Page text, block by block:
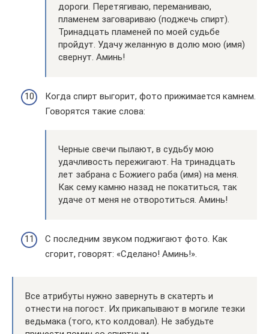
дороги. Перетягиваю, переманиваю,
пламенем заговариваю (поджечь спирт).
Тринадцать пламеней по моей судьбе
пройдут. Удачу желанную в долю мою (имя)
свернут. Аминь!
Когда спирт выгорит, фото прижимается камнем.
Говорятся такие слова:
Черные свечи пылают, в судьбу мою
удачливость пережигают. На тринадцать
лет забрана с Божиего раба (имя) на меня.
Как сему камню назад не покатиться, так
удаче от меня не отворотиться. Аминь!
С последним звуком поджигают фото. Как
сгорит, говорят: «Сделано! Аминь!».
Все атрибуты нужно завернуть в скатерть и
отнести на погост. Их прикапывают в могиле тезки
ведьмака (того, кто колдовал). Не забудьте